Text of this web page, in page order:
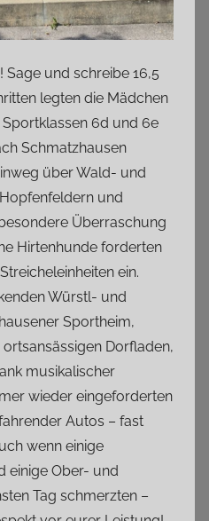
und schreibe 16,5
legten die Mädchen
6d und 6e
Schmatzhausen
über Wald- und
und
Überraschung
Hirtenhunde forderten
ein.
Würstl- und
Sportheim,
Dorfladen,
musikalischer
wieder eingeforderten
Autos – fast
wenn einige
einige Ober- und
Tag schmerzten –